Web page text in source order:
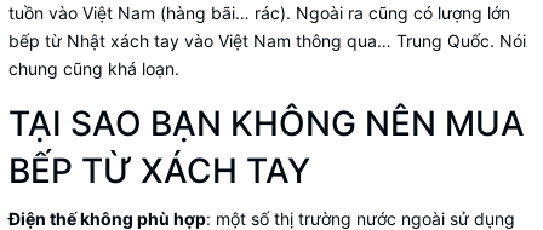
tuồn vào Việt Nam (hàng bãi… rác). Ngoài ra cũng có lượng lớn
bếp từ Nhật xách tay vào Việt Nam thông qua… Trung Quốc. Nói
chung cũng khá loạn.
TẠI SAO BẠN KHÔNG NÊN MUA
BẾP TỪ XÁCH TAY
Điện thế không phù hợp: một số thị trường nước ngoài sử dụng